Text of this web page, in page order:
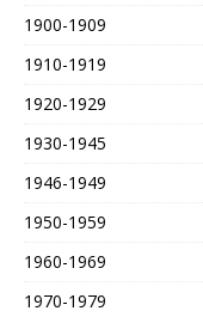
1900-1909
1910-1919
1920-1929
1930-1945
1946-1949
1950-1959
1960-1969
1970-1979